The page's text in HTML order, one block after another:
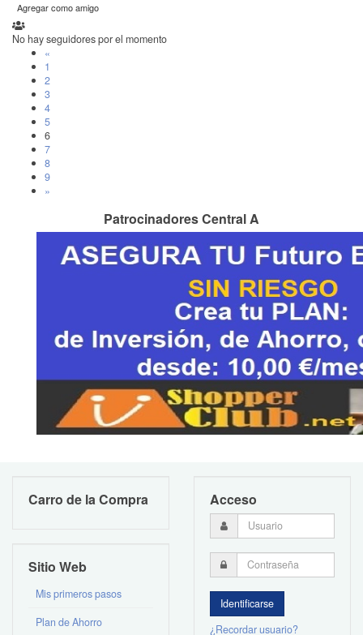
Agregar como amigo
No hay seguidores por el momento
«
1
2
3
4
5
6
7
8
9
»
Patrocinadores Central A
Carro de la Compra
Sitio Web
Mis primeros pasos
Plan de Ahorro
Acceso
¿Recordar usuario?